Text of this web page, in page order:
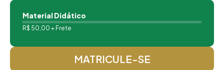
Material Didático
R$ 50,00 + Frete
MATRICULE-SE